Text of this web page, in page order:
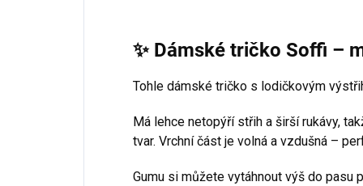
✨ Dámské tričko Soffi –
Tohle dámské tričko s lodičkovým
Má lehce netopýří střih a širší rukávy,
tvar. Vrchní část je volná a vzdušná –
Gumu si můžete vytáhnout výš do pasu